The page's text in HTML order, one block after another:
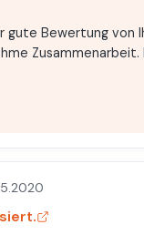
gute Bewertung von
Zusammenarbeit.